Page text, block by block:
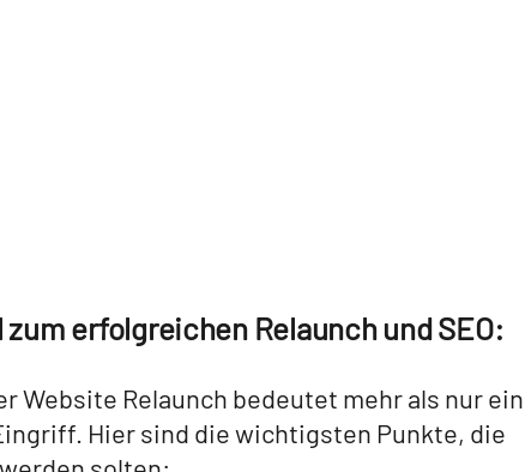
zum erfolgreichen Relaunch und SEO:
Website Relaunch bedeutet mehr als nur ein
Hier sind die wichtigsten Punkte, die